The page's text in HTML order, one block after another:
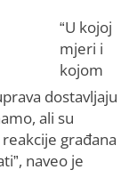
“U kojoj
mjeri i
kojom
dostavljaju
ali su
građana
naveo je